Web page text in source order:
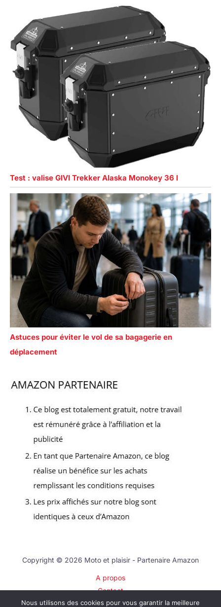
Test : valise GIVI Trekker Alaska Monokey 36 l
Astuces pour éviter le vol de sa bagagerie en
déplacement
Copyright © 2026 Moto et plaisir - Partenaire Amazon
A propos
Contact
Plan du site
Nous utilisons des cookies pour vous garantir la meilleure